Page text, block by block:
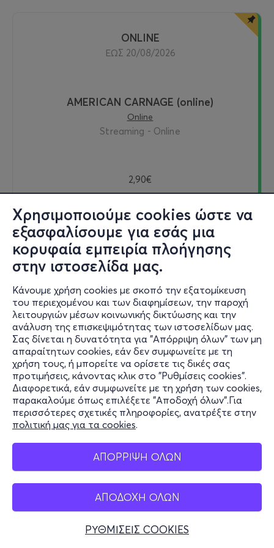
Χρησιμοποιούμε cookies ώστε να
εξασφαλίσουμε για εσάς μια
κορυφαία εμπειρία πλοήγησης
στην ιστοσελίδα μας.
Κάνουμε χρήση cookies με σκοπό την εξατομίκευση
του περιεχομένου και των διαφημίσεων, την παροχή
λειτουργιών μέσων κοινωνικής δικτύωσης και την
ανάλυση της επισκεψιμότητας των ιστοσελίδων μας.
Σας δίνεται η δυνατότητα για "Απόρριψη όλων" των μη
απαραίτητων cookies, εάν δεν συμφωνείτε με τη
χρήση τους, ή μπορείτε να ορίσετε τις δικές σας
προτιμήσεις, κάνοντας κλικ στο "Ρυθμίσεις cookies".
Διαφορετικά, εάν συμφωνείτε με τη χρήση των cookies,
παρακαλούμε όπως επιλέξετε "Αποδοχή όλων".Για
περισσότερες σχετικές πληροφορίες, ανατρέξτε στην
πολιτική μας για τα cookies.
ΑΠΟΡΡΙΨΗ ΟΛΩΝ
ΑΠΟΔΟΧΗ ΟΛΩΝ
ΡΥΘΜΙΣΕΙΣ COOKIES
ONLINE
ΕΩΣ 20/08/2026
AMERICAN CARNAGE (online)
Online
Streaming - Online
2,90€
Δείτε online
Εισιτήρια